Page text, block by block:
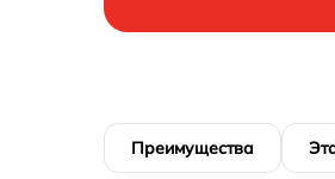
Преимущества